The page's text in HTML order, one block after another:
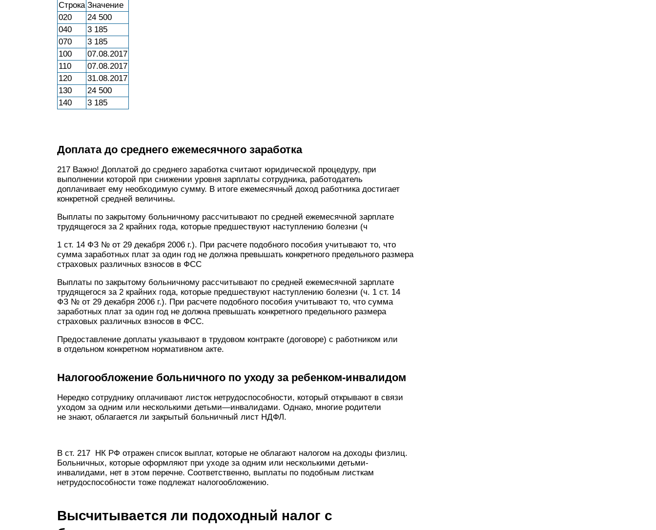
Строка Значение
020
24 500
040
3 185
070
3 185
100
07.08.2017
110
07.08.2017
120
31.08.2017
130
24 500
140
3 185
Доплата до среднего ежемесячного заработка
217 Важно! Доплатой до среднего заработка считают юридической процедуру, при
выполнении которой при снижении уровня зарплаты сотрудника, работодатель
доплачивает ему необходимую сумму. В итоге ежемесячный доход работника достигает
конкретной средней величины.
Выплаты по закрытому больничному рассчитывают по средней ежемесячной зарплате
трудящегося за 2 крайних года, которые предшествуют наступлению болезни (ч
1 ст. 14 ФЗ № от 29 декабря 2006 г.). При расчете подобного пособия учитывают то, что
сумма заработных плат за один год не должна превышать конкретного предельного размера
страховых различных взносов в ФСС
Выплаты по закрытому больничному рассчитывают по средней ежемесячной зарплате
трудящегося за 2 крайних года, которые предшествуют наступлению болезни (ч. 1 ст. 14
ФЗ № от 29 декабря 2006 г.). При расчете подобного пособия учитывают то, что сумма
заработных плат за один год не должна превышать конкретного предельного размера
страховых различных взносов в ФСС.
Предоставление доплаты указывают в трудовом контракте (договоре) с работником или
в отдельном конкретном нормативном акте.
Налогообложение больничного по уходу за ребенком-инвалидом
Нередко сотруднику оплачивают листок нетрудоспособности, который открывают в связи
уходом за одним или несколькими детьми—инвалидами. Однако, многие родители
не знают, облагается ли закрытый больничный лист НДФЛ.
В ст. 217 НК РФ отражен список выплат, которые не облагают налогом на доходы физлиц.
Больничных, которые оформляют при уходе за одним или несколькими детьми-
инвалидами, нет в этом перечне. Соответственно, выплаты по подобным листкам
нетрудоспособности тоже подлежат налогообложению.
Высчитывается ли подоходный налог с